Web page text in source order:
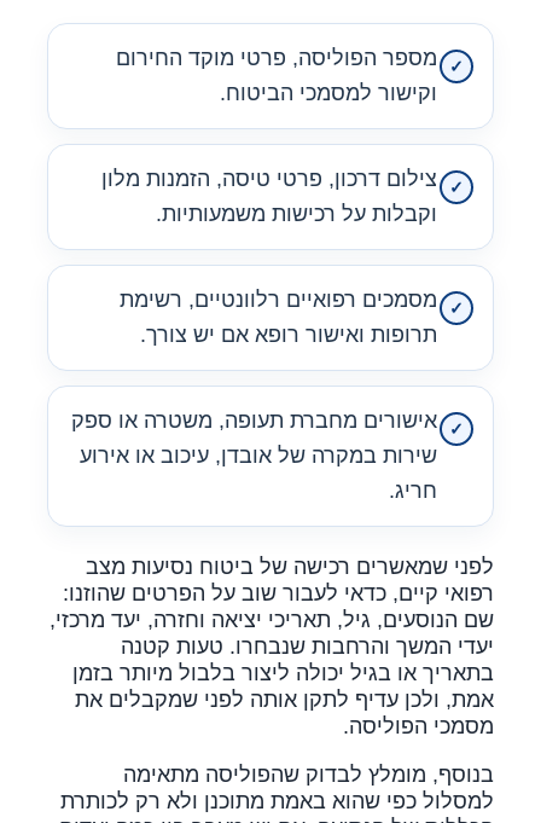
מספר הפוליסה, פרטי מוקד החירום
וקישור למסמכי הביטוח.
צילום דרכון, פרטי טיסה, הזמנות מלון
וקבלות על רכישות משמעותיות.
מסמכים רפואיים רלוונטיים, רשימת
תרופות ואישור רופא אם יש צורך.
אישורים מחברת תעופה, משטרה או ספק
שירות במקרה של אובדן, עיכוב או אירוע
חריג.
לפני שמאשרים רכישה של ביטוח נסיעות מצב
רפואי קיים, כדאי לעבור שוב על הפרטים שהוזנו:
שם הנוסעים, גיל, תאריכי יציאה וחזרה, יעד מרכזי,
יעדי המשך והרחבות שנבחרו. טעות קטנה
בתאריך או בגיל יכולה ליצור בלבול מיותר בזמן
אמת, ולכן עדיף לתקן אותה לפני שמקבלים את
מסמכי הפוליסה.
בנוסף, מומלץ לבדוק שהפוליסה מתאימה
למסלול כפי שהוא באמת מתוכנן ולא רק לכותרת